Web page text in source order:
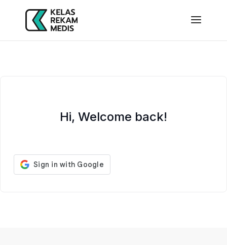
Hi, Welcome back!